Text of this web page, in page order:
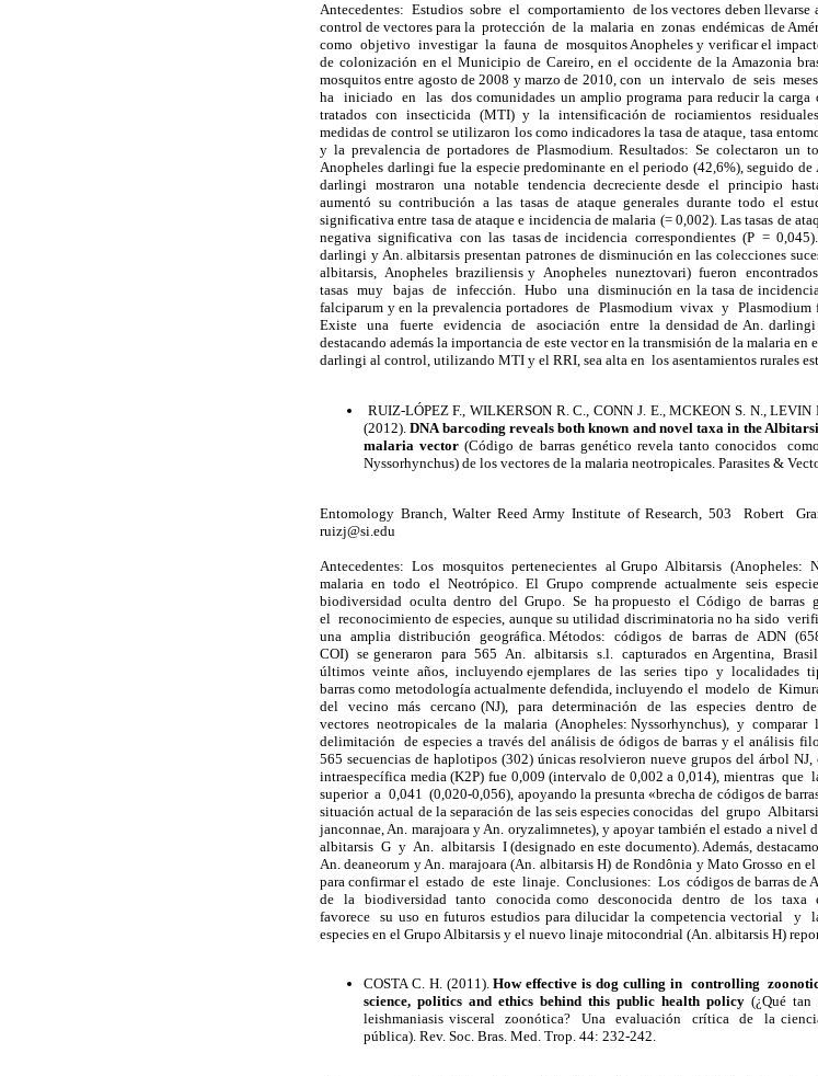
Antecedentes: Estudios sobre el comportamiento de los vectores deben llevarse
control de vectores para la protección de la malaria en zonas endémicas de
como objetivo investigar la fauna de mosquitos Anopheles y verificar el
de colonización en el Municipio de Careiro, en el occidente de la Amazonia
mosquitos entre agosto de 2008 y marzo de 2010, con un intervalo de seis
ha iniciado en las dos comunidades un amplio programa para reducir la carga
tratados con insecticida (MTI) y la intensificación de rociamientos residuales
medidas de control se utilizaron los como indicadores la tasa de ataque, tasa
y la prevalencia de portadores de Plasmodium. Resultados: Se colectaron un
Anopheles darlingi fue la especie predominante en el periodo (42,6%), seguido de
darlingi mostraron una notable tendencia decreciente desde el principio
aumentó su contribución a las tasas de ataque generales durante todo el
significativa entre tasa de ataque e incidencia de malaria (= 0,002). Las tasas de
negativa significativa con las tasas de incidencia correspondientes (P =
darlingi y An. albitarsis presentan patrones de disminución en las colecciones
albitarsis, Anopheles braziliensis y Anopheles nuneztovari) fueron
tasas muy bajas de infección. Hubo una disminución en la tasa de incidencia
falciparum y en la prevalencia portadores de Plasmodium vivax y Plasmodium
Existe una fuerte evidencia de asociación entre la densidad de An. darlingi
destacando además la importancia de este vector en la transmisión de la malaria
darlingi al control, utilizando MTI y el RRI, sea alta en los asentamientos rurales
RUIZ-LÓPEZ F., WILKERSON R. C., CONN J. E., MCKEON S. N.,
(2012). DNA barcoding reveals both known and novel taxa in the
malaria vector (Código de barras genético revela tanto conocidos
Nyssorhynchus) de los vectores de la malaria neotropicales. Parasites &
Entomology Branch, Walter Reed Army Institute of Research, 503 Robert
ruizj@si.edu
Antecedentes: Los mosquitos pertenecientes al Grupo Albitarsis (Anopheles:
malaria en todo el Neotrópico. El Grupo comprende actualmente seis
biodiversidad oculta dentro del Grupo. Se ha propuesto el Código de barras
el reconocimiento de especies, aunque su utilidad discriminatoria no ha sido
una amplia distribución geográfica. Métodos: códigos de barras de ADN
COI) se generaron para 565 An. albitarsis s.l. capturados en Argentina,
últimos veinte años, incluyendo ejemplares de las series tipo y
barras como metodología actualmente defendida, incluyendo el modelo de
del vecino más cercano (NJ), para determinación de las especies dentro
vectores neotropicales de la malaria (Anopheles: Nyssorhynchus), y
delimitación de especies a través del análisis de ódigos de barras y el análisis
565 secuencias de haplotipos (302) únicas resolvieron nueve grupos del árbol
intraespecífica media (K2P) fue 0,009 (intervalo de 0,002 a 0,014), mientras
superior a 0,041 (0,020-0,056), apoyando la presunta «brecha de códigos de
situación actual de la separación de las seis especies conocidas del grupo
janconnae, An. marajoara y An. oryzalimnetes), y apoyar también el estado a nivel
albitarsis G y An. albitarsis I (designado en este documento). Además,
An. deaneorum y An. marajoara (An. albitarsis H) de Rondônia y Mato Grosso en
para confirmar el estado de este linaje. Conclusiones: Los códigos de barras
de la biodiversidad tanto conocida como desconocida dentro de los taxa
favorece su uso en futuros estudios para dilucidar la competencia vectorial y
especies en el Grupo Albitarsis y el nuevo linaje mitocondrial (An. albitarsis H)
COSTA C. H. (2011).How effective is dog culling in controlling
science, politics and ethics behind this public health policy (¿Qué
leishmaniasis visceral zoonótica? Una evaluación crítica de la
pública). Rev. Soc. Bras. Med. Trop. 44: 232-242.